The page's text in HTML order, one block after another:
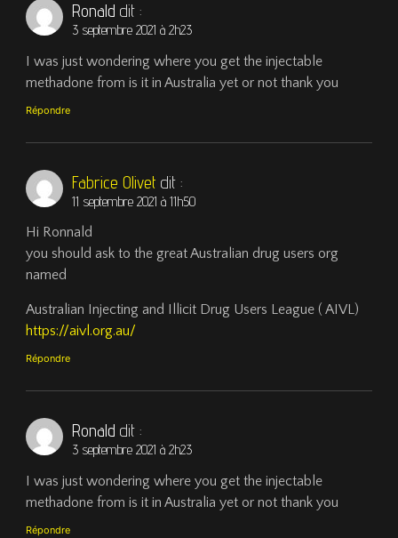
Ronald dit :
3 septembre 2021 à 2h23
I was just wondering where you get the injectable
methadone from is it in Australia yet or not thank you
Répondre
Fabrice Olivet dit :
11 septembre 2021 à 11h50
Hi Ronnald
you should ask to the great Australian drug users org
named
Australian Injecting and Illicit Drug Users League ( AIVL)
https://aivl.org.au/
Répondre
Ronald dit :
3 septembre 2021 à 2h23
I was just wondering where you get the injectable
methadone from is it in Australia yet or not thank you
Répondre